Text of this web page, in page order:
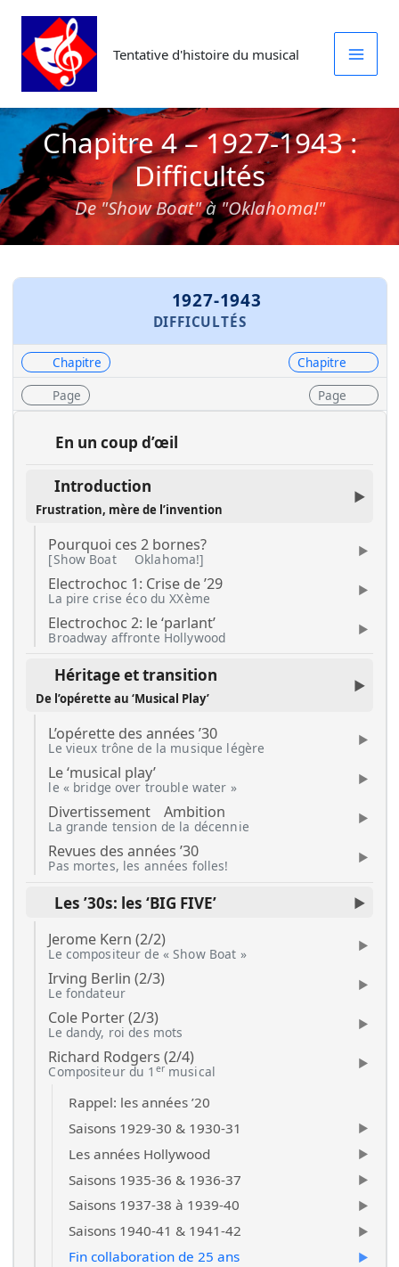
Aller
contenu
Tentative d'histoire du musical
Chapitre 4 – 1927-1943 :
Difficultés
De "Show Boat" à "Oklahoma!"
1927-1943
DIFFICULTÉS
Chapitre Chapitre
Page Page
En un coup d’œil
Introduction
Frustration, mère de l’invention
Pourquoi ces 2 bornes?
[Show Boat Oklahoma!]
Electrochoc 1: Crise de ’29
La pire crise éco du XXème
Electrochoc 2: le ‘parlant’
Broadway affronte Hollywood
Héritage et transition
De l’opérette au ‘Musical Play’
L’opérette des années ’30
Le vieux trône de la musique légère
Le ‘musical play’
le « bridge over trouble water »
Divertissement Ambition
La grande tension de la décennie
Revues des années ’30
Pas mortes, les années folles!
Les ’30s: les ‘BIG FIVE’
Jerome Kern (2/2)
Le compositeur de « Show Boat »
Irving Berlin (2/3)
Le fondateur
Cole Porter (2/3)
Le dandy, roi des mots
Richard Rodgers (2/4)
Compositeur du 1 ermusical
Rappel: les années ’20
Saisons 1929-30 & 1930-31
Les années Hollywood
Saisons 1935-36 & 1936-37
Saisons 1937-38 à 1939-40
Saisons 1940-41 & 1941-42
Fin collaboration de 25 ans